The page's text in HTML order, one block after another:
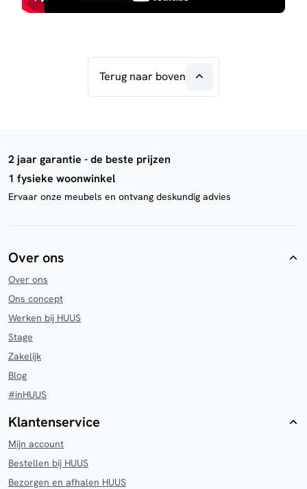
Terug naar boven
2 jaar garantie - de beste prijzen
1 fysieke woonwinkel
Ervaar onze meubels en ontvang deskundig advies
Over ons
Over ons
Ons concept
Werken bij HUUS
Stage
Zakelijk
Blog
#inHUUS
Klantenservice
Mijn account
Bestellen bij HUUS
Bezorgen en afhalen HUUS